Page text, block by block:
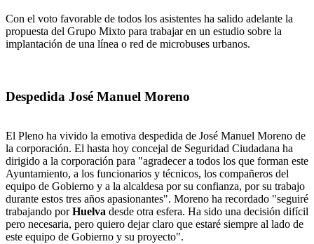
Con el voto favorable de todos los asistentes ha salido adelante la
propuesta del Grupo Mixto para trabajar en un estudio sobre la
implantación de una línea o red de microbuses urbanos.
Despedida José Manuel Moreno
El Pleno ha vivido la emotiva despedida de José Manuel Moreno de
la corporación. El hasta hoy concejal de Seguridad Ciudadana ha
dirigido a la corporación para "agradecer a todos los que forman este
Ayuntamiento, a los funcionarios y técnicos, los compañeros del
equipo de Gobierno y a la alcaldesa por su confianza, por su trabajo
durante estos tres años apasionantes". Moreno ha recordado "seguiré
trabajando porHuelva desde otra esfera. Ha sido una decisión difícil
pero necesaria, pero quiero dejar claro que estaré siempre al lado de
este equipo de Gobierno y su proyecto".